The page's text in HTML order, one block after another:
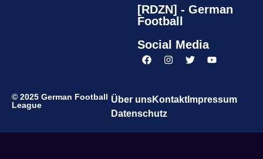
[RDZN] - German
Football
Social Media
© 2025 German Football
League
Über unsKontaktImpressum
Datenschutz